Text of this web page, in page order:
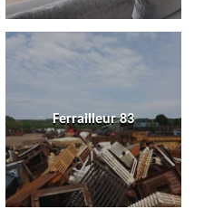
Ferrailleur 83